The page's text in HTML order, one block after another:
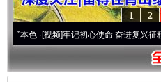
2
1
牢记初心使命 奋进复兴征程丨宝塔山